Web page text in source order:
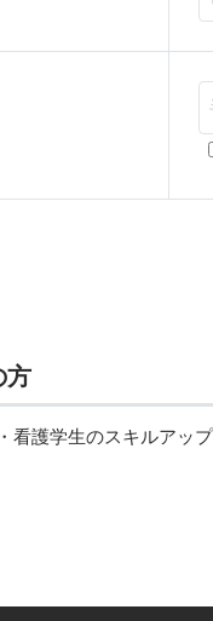
方
看護学生のスキルアッ